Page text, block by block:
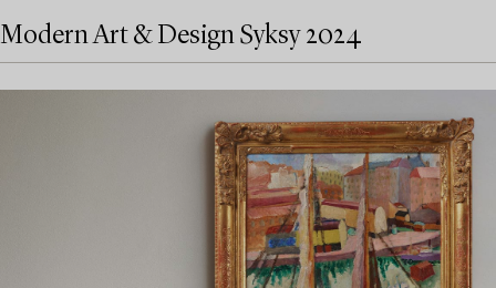
Modern Art & Design Syksy 2024